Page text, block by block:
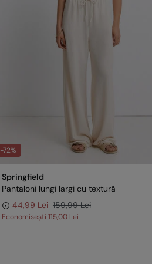
-72%
Springfield
Pantaloni lungi largi cu textură
44,99 Lei 159,99 Lei
Economisești 115,00 Lei